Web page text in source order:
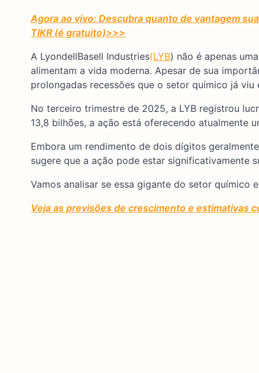
Agora ao vivo: Descubra quanto de vantagem
TIKR (é gratuito)>>>
A LyondellBasell Industries(LYB) não é apenas
alimentam a vida moderna. Apesar de sua
prolongadas recessões que o setor químico já viu
No terceiro trimestre de 2025, a LYB registrou
13,8 bilhões, a ação está oferecendo atualmente
Embora um rendimento de dois dígitos
sugere que a ação pode estar significativamente
Vamos analisar se essa gigante do setor químico
Veja as previsões de crescimento e estimativas